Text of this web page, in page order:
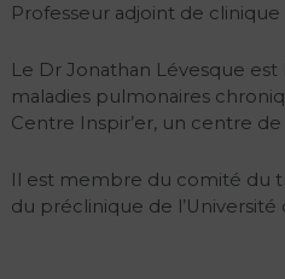
Professeur adjoint de
Le Dr Jonathan Lévesque
maladies pulmonaires
Centre Inspir’er, un centre
Il est membre du comité du
du préclinique de l’Université